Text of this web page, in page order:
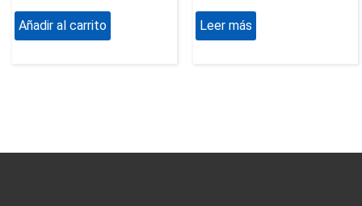
Añadir al carrito Leer más